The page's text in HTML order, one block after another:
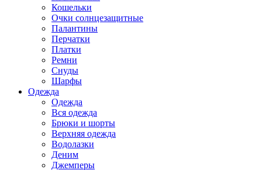
Кошельки
Очки солнцезащитные
Палантины
Перчатки
Платки
Ремни
Снуды
Шарфы
Одежда
Одежда
Вся одежда
Брюки и шорты
Верхняя одежда
Водолазки
Деним
Джемперы